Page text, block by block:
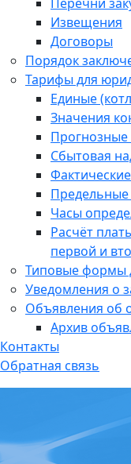
Извещения
Договоры
Порядок
Тарифы для
Единые
Значения
Прогнозные
Сбытовая
Часы
Расчёт
первой и
Типовые формы
Уведомления о
Объявления об
Архив
Контакты
Обратная связь